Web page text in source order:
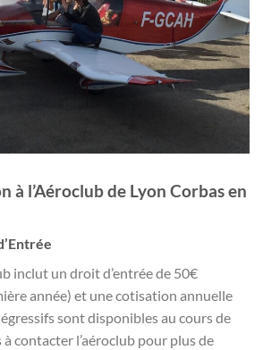
à l’Aéroclub de Lyon Corbas en
inclut un droit d’entrée de 50€
année) et une cotisation annuelle
sont disponibles au cours de
à contacter l’aéroclub pour plus de